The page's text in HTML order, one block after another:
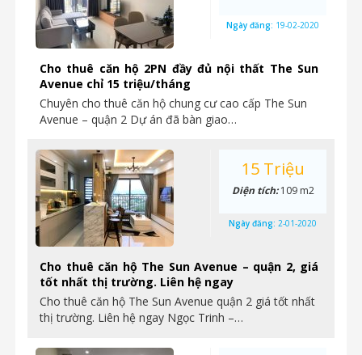
Cho thuê căn hộ 2PN đầy đủ nội thất The Sun
Avenue chỉ 15 triệu/tháng
Chuyên cho thuê căn hộ chung cư cao cấp The Sun
Avenue – quận 2 Dự án đã bàn giao…
Ngày đăng: 19-02-2020
Cho thuê căn hộ The Sun Avenue – quận 2, giá
tốt nhất thị trường. Liên hệ ngay
Cho thuê căn hộ The Sun Avenue quận 2 giá tốt nhất
thị trường. Liên hệ ngay Ngọc Trinh –…
15 Triệu
Diện tích:109 m2
Ngày đăng: 2-01-2020